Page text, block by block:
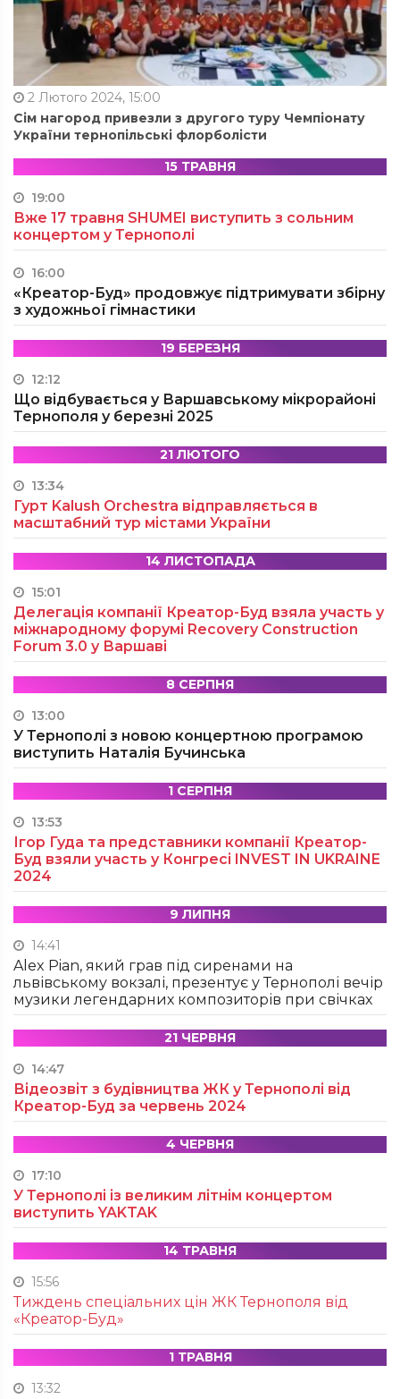
2 Лютого 2024, 15:00
Сім нагород привезли з другого туру Чемпіонату
України тернопільські флорболісти
15 ТРАВНЯ
19:00
Вже 17 травня SHUMEI виступить з сольним
концертом у Тернополі
16:00
«Креатор-Буд» продовжує підтримувати збірну
з художньої гімнастики
19 БЕРЕЗНЯ
12:12
Що відбувається у Варшавському мікрорайоні
Тернополя у березні 2025
21 ЛЮТОГО
13:34
Гурт Kalush Orchestra відправляється в
масштабний тур містами України
14 ЛИСТОПАДА
15:01
Делегація компанії Креатор-Буд взяла участь у
міжнародному форумі Recovery Construction
Forum 3.0 у Варшаві
8 СЕРПНЯ
13:00
У Тернополі з новою концертною програмою
виступить Наталія Бучинська
1 СЕРПНЯ
13:53
Ігор Гуда та представники компанії Креатор-
Буд взяли участь у Конгресі INVEST IN UKRAINE
2024
9 ЛИПНЯ
14:41
Alex Pian, який грав під сиренами на
львівському вокзалі, презентує у Тернополі вечір
музики легендарних композиторів при свічках
21 ЧЕРВНЯ
14:47
Відеозвіт з будівництва ЖК у Тернополі від
Креатор-Буд за червень 2024
4 ЧЕРВНЯ
17:10
У Тернополі із великим літнім концертом
виступить YAKTAK
14 ТРАВНЯ
15:56
Тиждень спеціальних цін ЖК Тернополя від
«Креатор-Буд»
1 ТРАВНЯ
13:32